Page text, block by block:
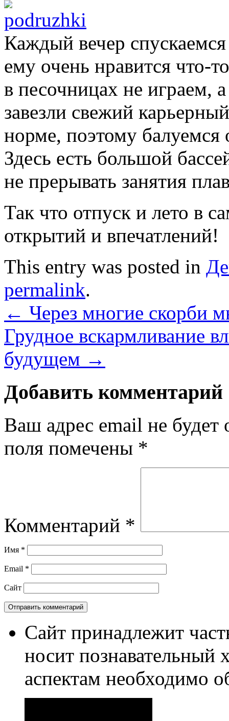
Каждый вечер
ему очень нравится что-
в песочницах не играем,
завезли свежий
норме, поэтому
Здесь есть большой
не прерывать занятия
Так что отпуск и лето в
открытий и впечатлений!
This entry was posted in
permalink.
← Через многие скорби
Грудное вскармливание
будущем →
Добавить комментарий
Ваш адрес email не будет
поля помечены *
Комментарий *
Имя *
Email *
Сайт
Сайт принадлежит
носит познавательный
аспектам необходимо